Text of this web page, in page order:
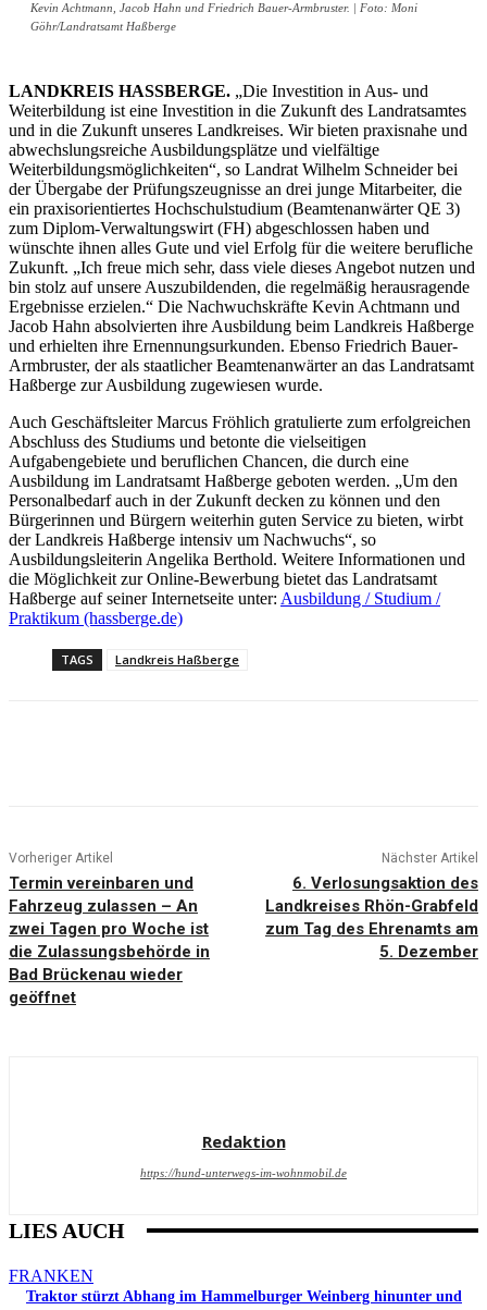
Kevin Achtmann, Jacob Hahn und Friedrich Bauer-Armbruster. | Foto: Moni
Göhr/Landratsamt Haßberge
LANDKREIS HASSBERGE. „Die Investition in Aus- und
Weiterbildung ist eine Investition in die Zukunft des Landratsamtes
und in die Zukunft unseres Landkreises. Wir bieten praxisnahe und
abwechslungsreiche Ausbildungsplätze und vielfältige
Weiterbildungsmöglichkeiten“, so Landrat Wilhelm Schneider bei
der Übergabe der Prüfungszeugnisse an drei junge Mitarbeiter, die
ein praxisorientiertes Hochschulstudium (Beamtenanwärter QE 3)
zum Diplom-Verwaltungswirt (FH) abgeschlossen haben und
wünschte ihnen alles Gute und viel Erfolg für die weitere berufliche
Zukunft. „Ich freue mich sehr, dass viele dieses Angebot nutzen und
bin stolz auf unsere Auszubildenden, die regelmäßig herausragende
Ergebnisse erzielen.“ Die Nachwuchskräfte Kevin Achtmann und
Jacob Hahn absolvierten ihre Ausbildung beim Landkreis Haßberge
und erhielten ihre Ernennungsurkunden. Ebenso Friedrich Bauer-
Armbruster, der als staatlicher Beamtenanwärter an das Landratsamt
Haßberge zur Ausbildung zugewiesen wurde.
Auch Geschäftsleiter Marcus Fröhlich gratulierte zum erfolgreichen
Abschluss des Studiums und betonte die vielseitigen
Aufgabengebiete und beruflichen Chancen, die durch eine
Ausbildung im Landratsamt Haßberge geboten werden. „Um den
Personalbedarf auch in der Zukunft decken zu können und den
Bürgerinnen und Bürgern weiterhin guten Service zu bieten, wirbt
der Landkreis Haßberge intensiv um Nachwuchs“, so
Ausbildungsleiterin Angelika Berthold. Weitere Informationen und
die Möglichkeit zur Online-Bewerbung bietet das Landratsamt
Haßberge auf seiner Internetseite unter: Ausbildung / Studium /
Praktikum (hassberge.de)
TAGS Landkreis Haßberge
Vorheriger Artikel
Termin vereinbaren und
Fahrzeug zulassen – An
zwei Tagen pro Woche ist
die Zulassungsbehörde in
Bad Brückenau wieder
geöffnet
Nächster Artikel
6. Verlosungsaktion des
Landkreises Rhön-Grabfeld
zum Tag des Ehrenamts am
5. Dezember
Redaktion
https://hund-unterwegs-im-wohnmobil.de
LIES AUCH
FRANKEN
Traktor stürzt Abhang im Hammelburger Weinberg hinunter und